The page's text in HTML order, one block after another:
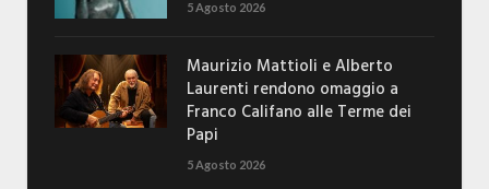
5 Agosto 2026
Maurizio Mattioli e Alberto
Laurenti rendono omaggio a
Franco Califano alle Terme dei
Papi
5 Agosto 2026